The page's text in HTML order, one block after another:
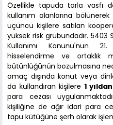
Özellikle tapuda tarla vasfı
kullanım alanlarına
üçüncü kişilere satılan
yüksek risk grubundadır. 5403
Kullanımı Kanunu'nun
hisselendirme ve ortaklık
bütünlüğünün bozulmasına
amaç dışında konut veya
da kullandıran kişilere 1
para cezası
kişiliğine de ağır idari para
tapu kütüğüne şerh olarak